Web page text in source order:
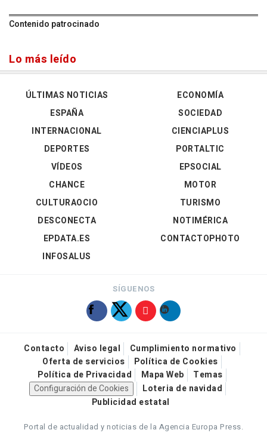
Contenido patrocinado
Lo más leído
ÚLTIMAS NOTICIAS
ESPAÑA
INTERNACIONAL
DEPORTES
VÍDEOS
ECONOMÍA
SOCIEDAD
CIENCIAPLUS
PORTALTIC
EPSOCIAL
CHANCE
CULTURAOCIO
DESCONECTA
EPDATA.ES
INFOSALUS
MOTOR
TURISMO
NOTIMÉRICA
CONTACTOPHOTO
SÍGUENOS
Contacto Aviso legal
Cumplimiento normativo
Oferta de servicios
Política de Cookies
Política de Privacidad
Mapa Web
Temas
Configuración de Cookies
Loteria de navidad
Publicidad estatal
Portal de actualidad y noticias de la Agencia Europa Press.